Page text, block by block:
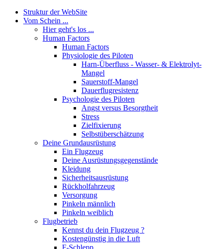
Struktur der WebSite
Vom Schein ...
Hier geht's los ...
Human Factors
Human Factors
Physiologie des Piloten
Harn-Überfluss - Wasser- & Elektrolyt-
Mangel
Sauerstoff-Mangel
Dauerflugresistenz
Psychologie des Piloten
Angst versus Besorgtheit
Stress
Zielfixierung
Selbstüberschätzung
Deine Grundausrüstung
Ein Flugzeug
Deine Ausrüstungsgegenstände
Kleidung
Sicherheitsausrüstung
Rückholfahrzeug
Versorgung
Pinkeln männlich
Pinkeln weiblich
Flugbetrieb
Kennst du dein Flugzeug ?
Kostengünstig in die Luft
F-Schlepp